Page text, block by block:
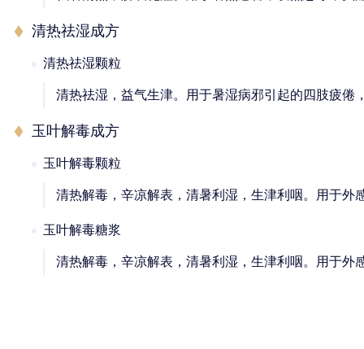
清热祛湿成方
清热祛湿颗粒
清热祛湿，益气生津。用于暑湿病邪引起的四肢疲倦
玉叶解毒成方
玉叶解毒颗粒
清热解毒，辛凉解表，清暑利湿，生津利咽。用于
玉叶解毒糖浆
清热解毒，辛凉解表，清暑利湿，生津利咽。用于